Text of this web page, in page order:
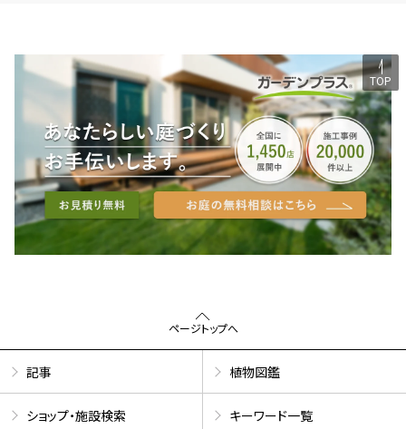
TOP
ページトップへ
記事 植物図鑑
ショップ・施設検索 キーワード一覧